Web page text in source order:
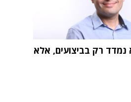
נמדד רק בביצועים, אלא